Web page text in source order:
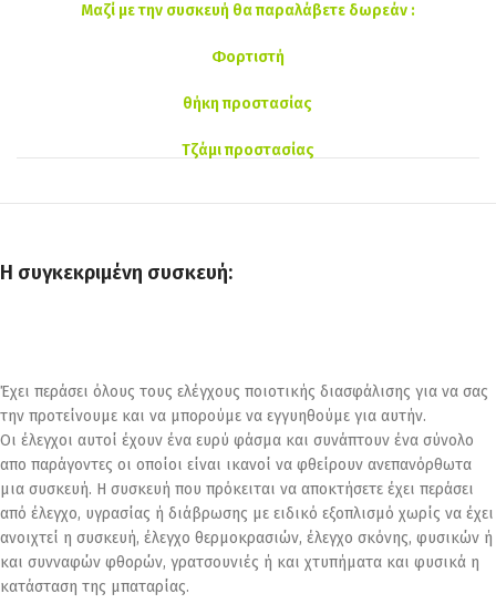
Μαζί με την συσκευή θα παραλάβετε δωρεάν :
Φορτιστή
θήκη προστασίας
Τζάμι προστασίας
Η συγκεκριμένη συσκευή:
Έχει περάσει όλους τους ελέγχους ποιοτικής διασφάλισης για να σας
την προτείνουμε και να μπορούμε να εγγυηθούμε για αυτήν.
Οι έλεγχοι αυτοί έχουν ένα ευρύ φάσμα και συνάπτουν ένα σύνολο
απο παράγοντες οι οποίοι είναι ικανοί να φθείρουν ανεπανόρθωτα
μια συσκευή. Η συσκευή που πρόκειται να αποκτήσετε έχει περάσει
από έλεγχο, υγρασίας ή διάβρωσης με ειδικό εξοπλισμό χωρίς να έχει
ανοιχτεί η συσκευή, έλεγχο θερμοκρασιών, έλεγχο σκόνης, φυσικών ή
και συνναφών φθορών, γρατσουνιές ή και χτυπήματα και φυσικά η
κατάσταση της μπαταρίας.